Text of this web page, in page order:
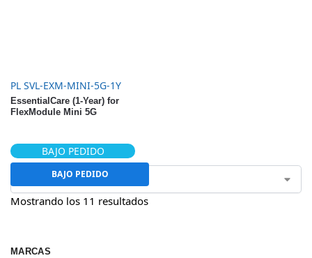
PL SVL-EXM-MINI-5G-1Y
EssentialCare (1-Year) for
FlexModule Mini 5G
BAJO PEDIDO
BAJO PEDIDO
Mostrando los 11 resultados
MARCAS